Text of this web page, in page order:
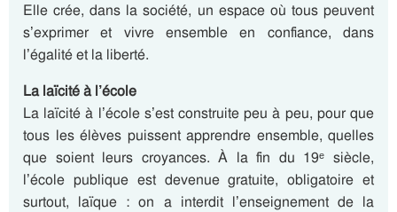
Elle crée, dans la société, un espace où tous peuvent
s’exprimer et vivre ensemble en confiance, dans
l’égalité et la liberté.
La laïcité à l’école
La laïcité à l’école s’est construite peu à peu, pour que
tous les élèves puissent apprendre ensemble, quelles
que soient leurs croyances. À la fin du 19ᵉ siècle,
l’école publique est devenue gratuite, obligatoire et
surtout, laïque : on a interdit l’enseignement de la